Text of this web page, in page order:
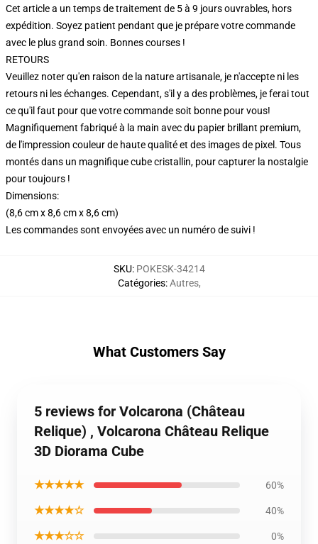
Cet article a un temps de traitement de 5 à 9 jours ouvrables, hors
expédition. Soyez patient pendant que je prépare votre commande
avec le plus grand soin. Bonnes courses !
RETOURS
Veuillez noter qu'en raison de la nature artisanale, je n'accepte ni les
retours ni les échanges. Cependant, s'il y a des problèmes, je ferai tout
ce qu'il faut pour que votre commande soit bonne pour vous!
Magnifiquement fabriqué à la main avec du papier brillant premium,
de l'impression couleur de haute qualité et des images de pixel. Tous
montés dans un magnifique cube cristallin, pour capturer la nostalgie
pour toujours !
Dimensions:
(8,6 cm x 8,6 cm x 8,6 cm)
Les commandes sont envoyées avec un numéro de suivi !
SKU: POKESK-34214
Catégories:Autres,
What Customers Say
5 reviews for Volcarona (Château
Relique) , Volcarona Château Relique
3D Diorama Cube
★★★★★ 60%
★★★★☆ 40%
★★★☆☆ 0%